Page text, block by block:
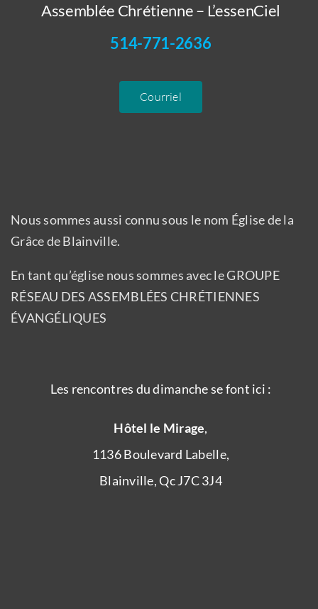
Assemblée Chrétienne – L’essenCiel
514-771-2636
Courriel
Nous sommes aussi connu sous le nom Église de la
Grâce de Blainville.
En tant qu’église nous sommes avec le GROUPE
RÉSEAU DES ASSEMBLÉES CHRÉTIENNES
ÉVANGÉLIQUES
Les rencontres du dimanche se font ici :
Hôtel le Mirage,
1136 Boulevard Labelle,
Blainville, Qc J7C 3J4